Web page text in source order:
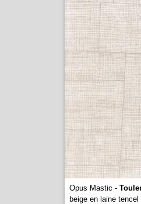
Opus Mastic -
beige en laine tencel